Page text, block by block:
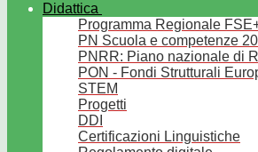
Didattica
Programma Regionale
PN Scuola e competenze
PNRR: Piano nazionale di
PON - Fondi Strutturali
STEM
Progetti
DDI
Certificazioni Linguistiche